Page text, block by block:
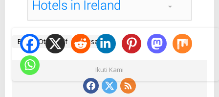
Berita Otomotif Nissan
Ikuti Kami